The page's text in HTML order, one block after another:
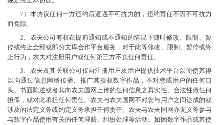
7）本协议任何一方违约后遭遇不可抗力的，违约责任不因不可抗力
而免除。
2、农夫公司有权在提前通知或不通知的情况下随时修改、限制、暂
停或终止全部或部分文库合作平台服务，对于此等修改、限制、暂停或终
止行为，农夫对注册用户或任何第三方不负任何责任。
3、农夫及其关联公司仅向注册用户及用户提供技术平台以便使其得
以向通过信息网络传播、推广其授权数字作品，不对您或用户的任何口
头、书面陈述或者其向农夫国网上传的任何信息之真实性、合法性做任何
担保，或对此承担任何责任。农夫与农夫国网不对您与用户之间达成的或
涉及的法定义务或约定义务承担任何责任。农夫与农夫国网亦无义务参与
与数字作品使用有关的任何理赔、纠纷处理等活动。如因数字作品或其使